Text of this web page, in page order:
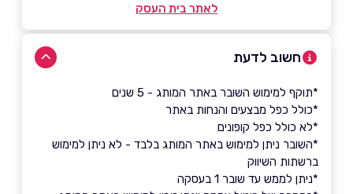
לאתר בית העסק
חשוב לדעת
*תוקף למימוש השובר באתר המותג - 5 שנים
*כולל כפל מבצעים והנחות באתר
*לא כולל כפל קופונים
*השובר ניתן למימוש באתר המותג בלבד - לא ניתן למימוש
ברשתות השיווק
*ניתן לממש עד שובר 1 בעסקה